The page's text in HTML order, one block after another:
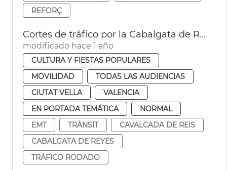
REFORÇ
Cortes de tráfico por la Cabalgata de Reyes en València
modificado hace 1 año
CULTURA Y FIESTAS POPULARES
MOVILIDAD
TODAS LAS AUDIENCIAS
CIUTAT VELLA
VALENCIA
EN PORTADA TEMÁTICA
NORMAL
EMT
TRÀNSIT
CAVALCADA DE REIS
CABALGATA DE REYES
TRÁFICO RODADO